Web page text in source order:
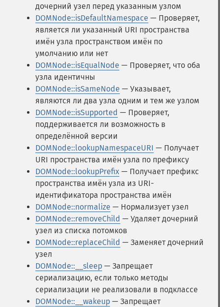
дочерний узел перед указанным узлом
DOMNode::isDefaultNamespace — Проверяет,
является ли указанный URI пространства
имён узла пространством имён по
умолчанию или нет
DOMNode::isEqualNode — Проверяет, что оба
узла идентичны
DOMNode::isSameNode — Указывает,
являются ли два узла одним и тем же узлом
DOMNode::isSupported — Проверяет,
поддерживается ли возможность в
определённой версии
DOMNode::lookupNamespaceURI — Получает
URI пространства имён узла по префиксу
DOMNode::lookupPrefix — Получает префикс
пространства имён узла из URI-
идентификатора пространства имён
DOMNode::normalize — Нормализует узел
DOMNode::removeChild — Удаляет дочерний
узел из списка потомков
DOMNode::replaceChild — Заменяет дочерний
узел
DOMNode::__sleep — Запрещает
сериализацию, если только методы
сериализации не реализовали в подклассе
DOMNode::__wakeup — Запрещает